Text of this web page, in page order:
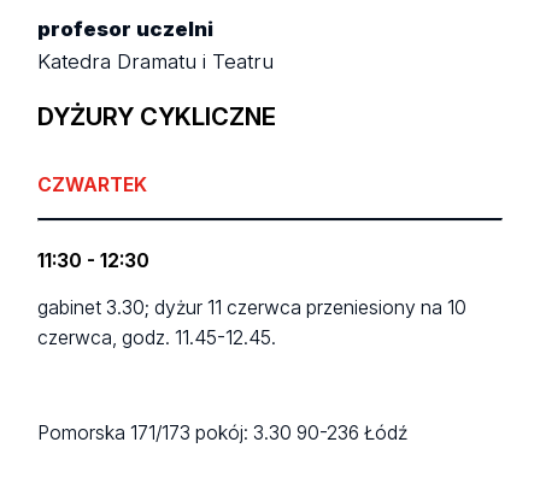
profesor uczelni
Katedra Dramatu i Teatru
DYŻURY CYKLICZNE
CZWARTEK
11:30 - 12:30
gabinet 3.30; dyżur 11 czerwca przeniesiony na 10
czerwca, godz. 11.45-12.45.
Pomorska 171/173pokój: 3.3090-236 Łódź